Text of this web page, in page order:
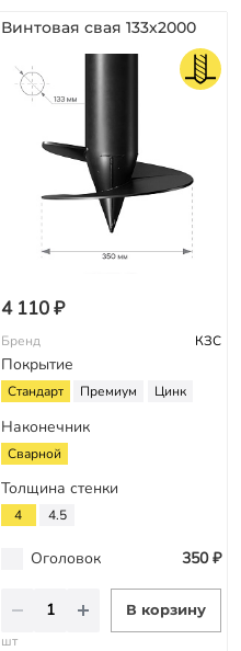
Винтовая свая 133х2000
4 110 ₽
Бренд КЗС
Покрытие
Стандарт Премиум Цинк
Наконечник
Сварной
Толщина стенки
4 4.5
Оголовок 350 ₽
В корзину
шт